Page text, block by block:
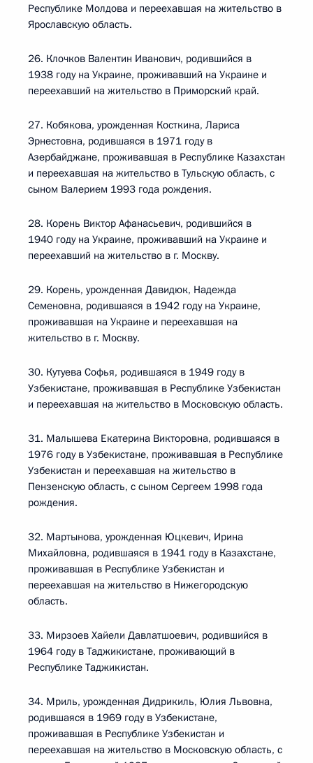
Республике Молдова и переехавшая на жительство в
Ярославскую область.
26. Клочков Валентин Иванович, родившийся в
1938 году на Украине, проживавший на Украине и
переехавший на жительство в Приморский край.
27. Кобякова, урожденная Косткина, Лариса
Эрнестовна, родившаяся в 1971 году в
Азербайджане, проживавшая в Республике Казахстан
и переехавшая на жительство в Тульскую область, с
сыном Валерием 1993 года рождения.
28. Корень Виктор Афанасьевич, родившийся в
1940 году на Украине, проживавший на Украине и
переехавший на жительство в г. Москву.
29. Корень, урожденная Давидюк, Надежда
Семеновна, родившаяся в 1942 году на Украине,
проживавшая на Украине и переехавшая на
жительство в г. Москву.
30. Кутуева Софья, родившаяся в 1949 году в
Узбекистане, проживавшая в Республике Узбекистан
и переехавшая на жительство в Московскую область.
31. Малышева Екатерина Викторовна, родившаяся в
1976 году в Узбекистане, проживавшая в Республике
Узбекистан и переехавшая на жительство в
Пензенскую область, с сыном Сергеем 1998 года
рождения.
32. Мартынова, урожденная Юцкевич, Ирина
Михайловна, родившаяся в 1941 году в Казахстане,
проживавшая в Республике Узбекистан и
переехавшая на жительство в Нижегородскую
область.
33. Мирзоев Хайели Давлатшоевич, родившийся в
1964 году в Таджикистане, проживающий в
Республике Таджикистан.
34. Мриль, урожденная Дидрикиль, Юлия Львовна,
родившаяся в 1969 году в Узбекистане,
проживавшая в Республике Узбекистан и
переехавшая на жительство в Московскую область, с